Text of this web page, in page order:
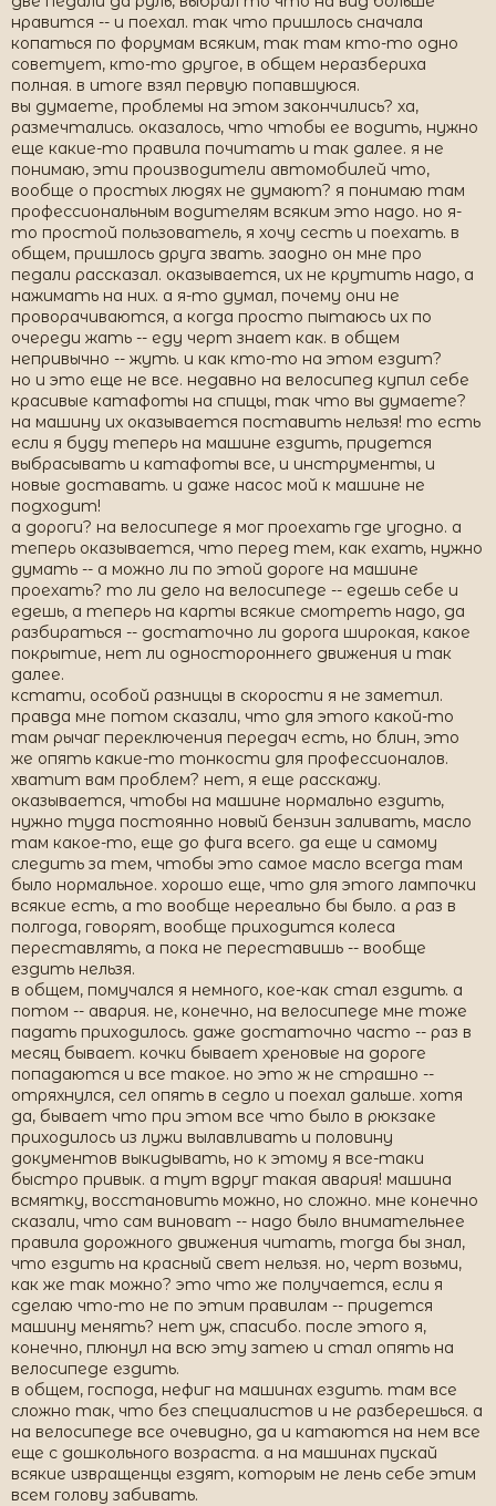
нравится -- и поехал. так что пришлось сначала
копаться по форумам всяким, так там кто-то одно
советует, кто-то другое, в общем неразбериха
полная. в итоге взял первую попавшуюся.
вы думаете, проблемы на этом закончились? ха,
размечтались. оказалось, что чтобы ее водить, нужно
еще какие-то правила почитать и так далее. я не
понимаю, эти производители автомобилей что,
вообще о простых людях не думают? я понимаю там
профессиональным водителям всяким это надо. но я-
то простой пользователь, я хочу сесть и поехать. в
общем, пришлось друга звать. заодно он мне про
педали рассказал. оказывается, их не крутить надо, а
нажимать на них. а я-то думал, почему они не
проворачиваются, а когда просто пытаюсь их по
очереди жать -- еду черт знает как. в общем
непривычно -- жуть. и как кто-то на этом ездит?
но и это еще не все. недавно на велосипед купил себе
красивые катафоты на спицы, так что вы думаете?
на машину их оказывается поставить нельзя! то есть
если я буду теперь на машине ездить, придется
выбрасывать и катафоты все, и инструменты, и
новые доставать. и даже насос мой к машине не
подходит!
а дороги? на велосипеде я мог проехать где угодно. а
теперь оказывается, что перед тем, как ехать, нужно
думать -- а можно ли по этой дороге на машине
проехать? то ли дело на велосипеде -- едешь себе и
едешь, а теперь на карты всякие смотреть надо, да
разбираться -- достаточно ли дорога широкая, какое
покрытие, нет ли одностороннего движения и так
далее.
кстати, особой разницы в скорости я не заметил.
правда мне потом сказали, что для этого какой-то
там рычаг переключения передач есть, но блин, это
же опять какие-то тонкости для профессионалов.
хватит вам проблем? нет, я еще расскажу.
оказывается, чтобы на машине нормально ездить,
нужно туда постоянно новый бензин заливать, масло
там какое-то, еще до фига всего. да еще и самому
следить за тем, чтобы это самое масло всегда там
было нормальное. хорошо еще, что для этого лампочки
всякие есть, а то вообще нереально бы было. а раз в
полгода, говорят, вообще приходится колеса
переставлять, а пока не переставишь -- вообще
ездить нельзя.
в общем, помучался я немного, кое-как стал ездить. а
потом -- авария. не, конечно, на велосипеде мне тоже
падать приходилось. даже достаточно часто -- раз в
месяц бывает. кочки бывает хреновые на дороге
попадаются и все такое. но это ж не страшно --
отряхнулся, сел опять в седло и поехал дальше. хотя
да, бывает что при этом все что было в рюкзаке
приходилось из лужи вылавливать и половину
документов выкидывать, но к этому я все-таки
быстро привык. а тут вдруг такая авария! машина
всмятку, восстановить можно, но сложно. мне конечно
сказали, что сам виноват -- надо было внимательнее
правила дорожного движения читать, тогда бы знал,
что ездить на красный свет нельзя. но, черт возьми,
как же так можно? это что же получается, если я
сделаю что-то не по этим правилам -- придется
машину менять? нет уж, спасибо. после этого я,
конечно, плюнул на всю эту затею и стал опять на
велосипеде ездить.
в общем, господа, нефиг на машинах ездить. там все
сложно так, что без специалистов и не разберешься. а
на велосипеде все очевидно, да и катаются на нем все
еще с дошкольного возраста. а на машинах пускай
всякие извращенцы ездят, которым не лень себе этим
всем голову забивать.